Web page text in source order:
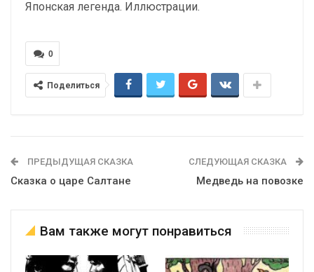
Японская легенда. Иллюстрации.
0
Поделиться
ПРЕДЫДУЩАЯ СКАЗКА
Сказка о царе Салтане
СЛЕДУЮЩАЯ СКАЗКА
Медведь на повозке
Вам также могут понравиться